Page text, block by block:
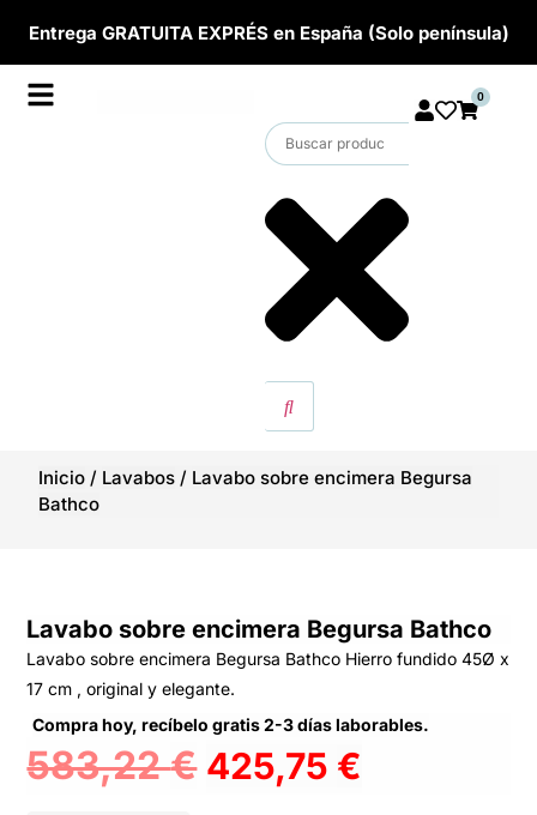
Entrega GRATUITA EXPRÉS en España (Solo península)
0
Inicio / Lavabos / Lavabo sobre encimera Begursa
Bathco
Lavabo sobre encimera Begursa Bathco
Lavabo sobre encimera Begursa Bathco Hierro fundido 45Ø x
17 cm , original y elegante.
Compra hoy, recíbelo gratis 2-3 días laborables.
583,22€ 425,75 €